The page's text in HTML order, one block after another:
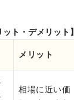
ト・デメリット】
メリット
相場に近い価